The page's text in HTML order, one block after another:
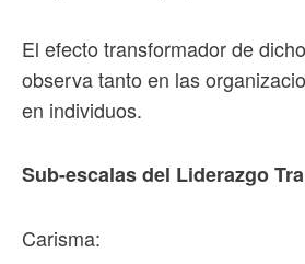
El efecto transformador de
observa tanto en las
en individuos.
Sub-escalas del Liderazgo
Carisma: